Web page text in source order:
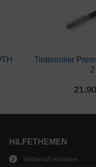
Tintenroller
2
HILFETHEMEN
Widerruf erklären